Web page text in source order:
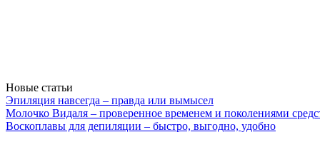
Новые статьи
Эпиляция навсегда – правда или вымысел
Молочко Видаля – проверенное временем и поколениями
Воскоплавы для депиляции – быстро, выгодно, удобно